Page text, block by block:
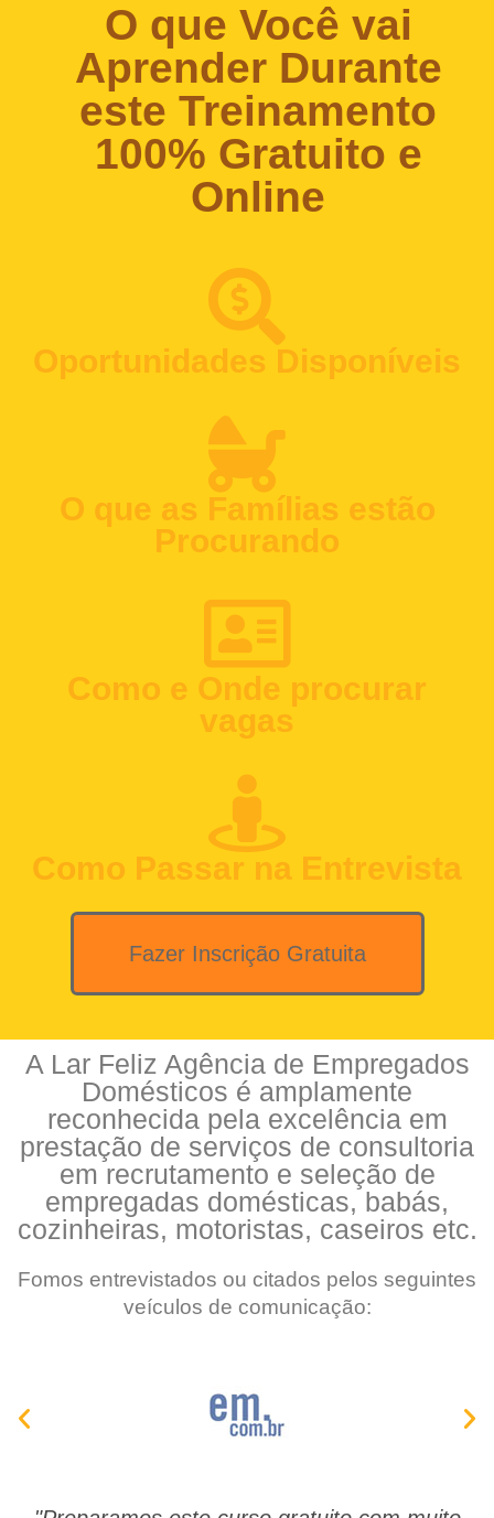
O que Você vai
Aprender Durante
este Treinamento
100% Gratuito e
Online
Oportunidades Disponíveis
O que as Famílias estão
Procurando
Como e Onde procurar
vagas
Como Passar na Entrevista
Fazer Inscrição Gratuita
A Lar Feliz Agência de Empregados
Domésticos é amplamente
reconhecida pela excelência em
prestação de serviços de consultoria
em recrutamento e seleção de
empregadas domésticas, babás,
cozinheiras, motoristas, caseiros etc.
Fomos entrevistados ou citados pelos seguintes
veículos de comunicação: